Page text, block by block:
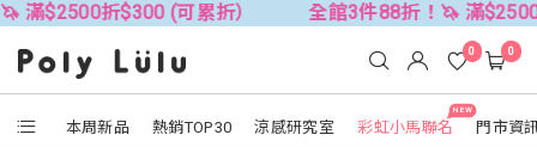
$300 (可累折） 全館3件88折！🦄 滿$2500折$300 (可
本周新品 熱銷TOP30 涼感研究室
NEW
彩虹小馬聯名 門市資
0 0